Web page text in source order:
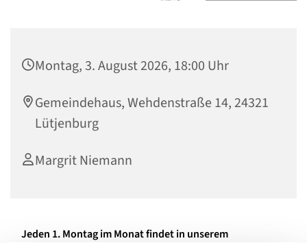
Montag, 3. August 2026, 18:00 Uhr
Gemeindehaus, Wehdenstraße 14, 24321
Lütjenburg
Margrit Niemann
Jeden 1. Montag im Monat findet in unserem